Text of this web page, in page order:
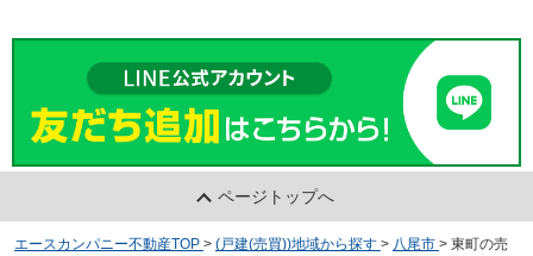
ページトップへ
エースカンパニー不動産TOP > (戸建(売買))地域から探す > 八尾市 > 東町の売